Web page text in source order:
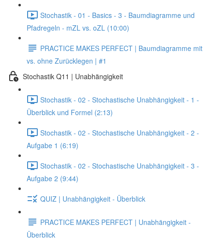
Stochastik - 01 - Basics - 3 - Baumdiagramme und
Pfadregeln - mZL vs. oZL (10:00)
PRACTICE MAKES PERFECT | Baumdiagramme mit
vs. ohne Zurücklegen | #1
Stochastik Q11 | Unabhängigkeit
Stochastik - 02 - Stochastische Unabhängigkeit - 1 -
Überblick und Formel (2:13)
Stochastik - 02 - Stochastische Unabhängigkeit - 2 -
Aufgabe 1 (6:19)
Stochastik - 02 - Stochastische Unabhängigkeit - 3 -
Aufgabe 2 (9:44)
QUIZ | Unabhängigkeit - Überblick
PRACTICE MAKES PERFECT | Unabhängigkeit -
Überblick